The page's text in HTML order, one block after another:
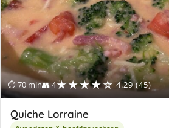
⏱ 70 min👥 4★★★★☆ 4.29 (45)
Quiche Lorraine